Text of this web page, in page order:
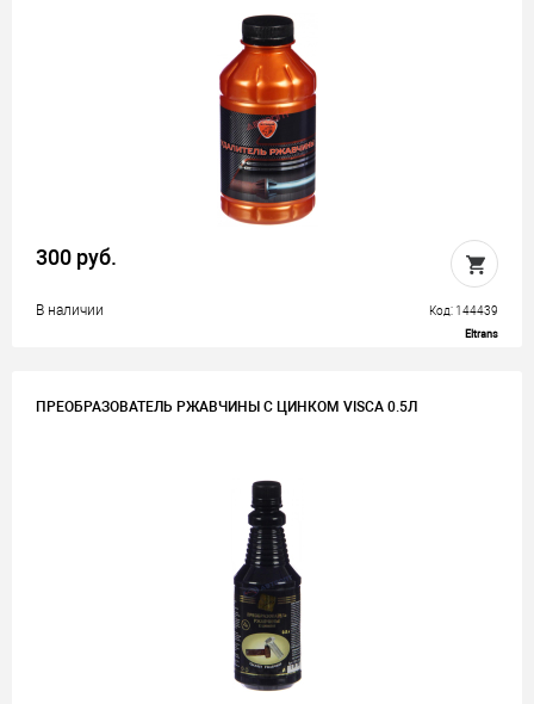
300 руб.
В наличии Код: 144439
Eltrans
ПРЕОБРАЗОВАТЕЛЬ РЖАВЧИНЫ С ЦИНКОМ VISCA 0.5Л